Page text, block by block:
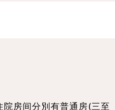
房间分別有普通房(三至